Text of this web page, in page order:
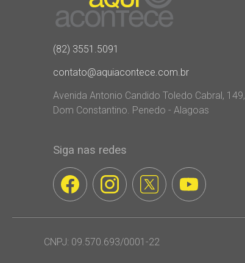
(82) 3551.5091
contato@aquiacontece.com.br
Avenida Antonio Candido Toledo Cabral, 149,
Dom Constantino. Penedo - Alagoas
Siga nas redes
CNPJ: 09.570.693/0001-22